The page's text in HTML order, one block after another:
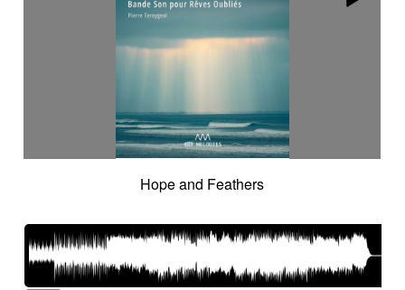
Hope and Feathers